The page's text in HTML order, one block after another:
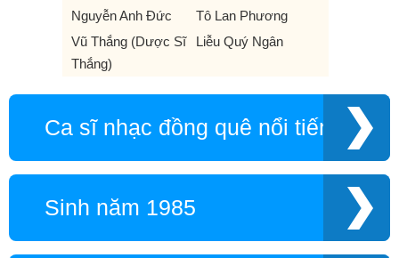
Nguyễn Anh Đức
Tô Lan Phương
Vũ Thắng (Dược Sĩ
Thắng)
Liễu Quý Ngân
Ca sĩ nhạc đồng quê nổi tiếng
Sinh năm 1985